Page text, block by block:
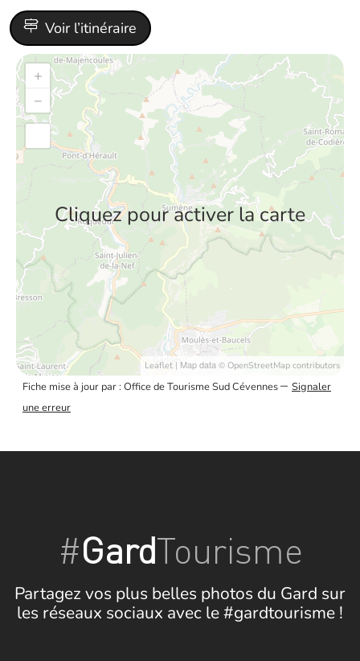
Voir l’itinéraire
Cliquez pour activer la carte
+
−
Leaflet | Map data © OpenStreetMap contributors
Fiche mise à jour par : Office de Tourisme Sud Cévennes– Signaler
une erreur
#GardTourisme
Partagez vos plus belles photos du Gard sur
les réseaux sociaux avec le #gardtourisme !